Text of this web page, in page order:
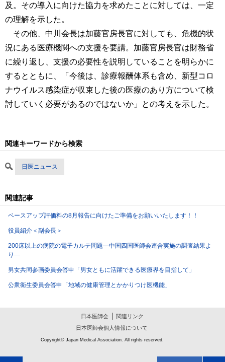
及。その導入に向けた協力を求めたことに対しては、一定
の理解を示した。
その他、中川会長は加藤官房長官に対しても、危機的状
況にある医療機関への支援を要請。加藤官房長官は財務省
に繰り返し、支援の必要性を説明していることを明らかに
するとともに、「今後は、診療報酬体系も含め、新型コロ
ナウイルス感染症が収束した後の医療のあり方について検
討していく必要があるのではないか」との考えを示した。
関連キーワードから検索
日医ニュース
関連記事
ベースアップ評価料の8月報告に向けたご準備をお願いいたします！！
役員紹介＜副会長＞
200床以上の病院の電子カルテ問題―中国四国医師会連合実施の調査結果よ
り―
男女共同参画委員会答申「男女ともに活躍できる医療界を目指して」
公衆衛生委員会答申「地域の健康管理とかかりつけ医機能」
日本医師会
関連リンク
日本医師会個人情報について
Copyright© Japan Medical Association. All rights reserved.